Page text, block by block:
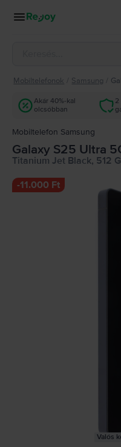
Mobiltelefonok Samsung
Akár 40%-kal
olcsóbban
2
Mobiltelefon Samsung
Galaxy S25 Ultra
Titanium Jet Black, 512
-11.000 Ft
Valós